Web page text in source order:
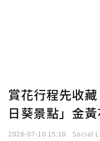
賞花行程先收
日葵景點」金
2026-07-10 15:18 Social